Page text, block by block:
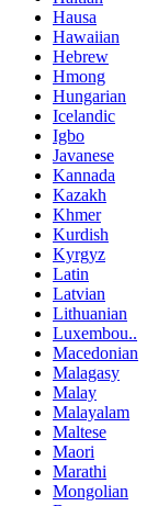
Hausa
Hawaiian
Hebrew
Hmong
Hungarian
Icelandic
Igbo
Javanese
Kannada
Kazakh
Khmer
Kurdish
Kyrgyz
Latin
Latvian
Lithuanian
Luxembou..
Macedonian
Malagasy
Malay
Malayalam
Maltese
Maori
Marathi
Mongolian